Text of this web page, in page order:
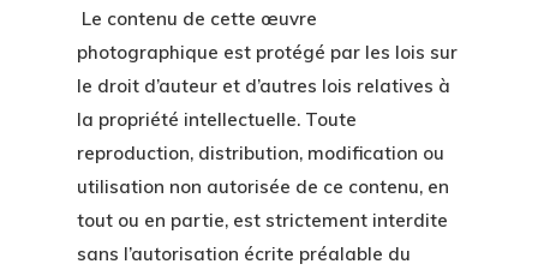
Le contenu de cette œuvre
photographique est protégé par les lois sur
le droit d’auteur et d’autres lois relatives à
la propriété intellectuelle. Toute
reproduction, distribution, modification ou
utilisation non autorisée de ce contenu, en
tout ou en partie, est strictement interdite
sans l’autorisation écrite préalable du